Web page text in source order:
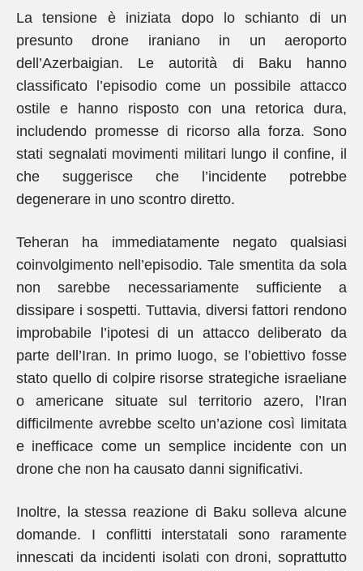
La tensione è iniziata dopo lo schianto di un
presunto drone iraniano in un aeroporto
dell’Azerbaigian. Le autorità di Baku hanno
classificato l’episodio come un possibile attacco
ostile e hanno risposto con una retorica dura,
includendo promesse di ricorso alla forza. Sono
stati segnalati movimenti militari lungo il confine, il
che suggerisce che l’incidente potrebbe
degenerare in uno scontro diretto.
Teheran ha immediatamente negato qualsiasi
coinvolgimento nell’episodio. Tale smentita da sola
non sarebbe necessariamente sufficiente a
dissipare i sospetti. Tuttavia, diversi fattori rendono
improbabile l’ipotesi di un attacco deliberato da
parte dell’Iran. In primo luogo, se l’obiettivo fosse
stato quello di colpire risorse strategiche israeliane
o americane situate sul territorio azero, l’Iran
difficilmente avrebbe scelto un’azione così limitata
e inefficace come un semplice incidente con un
drone che non ha causato danni significativi.
Inoltre, la stessa reazione di Baku solleva alcune
domande. I conflitti interstatali sono raramente
innescati da incidenti isolati con droni, soprattutto